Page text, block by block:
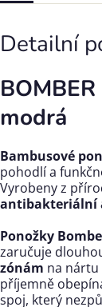
Detailní
modrá
Bambusové
pohodlí a
Vyrobeny z
antibakteriální
Ponožky
zaručuje
zónám na nártu
příjemně
spoj, který